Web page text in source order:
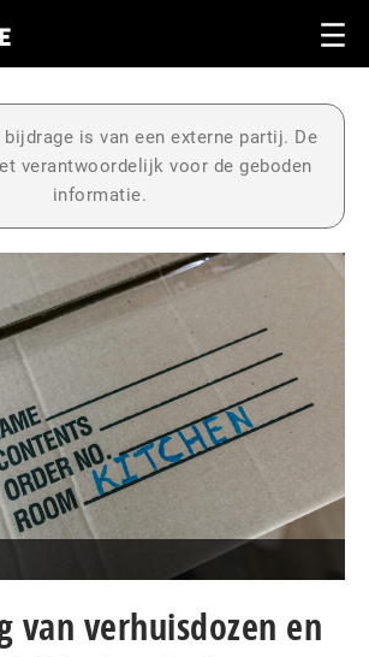
bijdrage is van een externe partij. De
verantwoordelijk voor de geboden
informatie.
van verhuisdozen en